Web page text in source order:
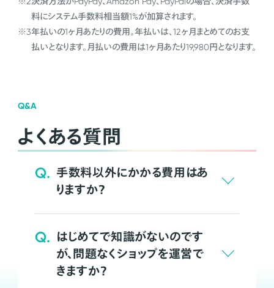
料にシステム手数料相当額1%が加算されます。
※3年払いの1ヶ月あたりの費用。年払いは、12ヶ月まとめてのお支
払いとなります。月払いの費用は1ヶ月あたり19,980円となります。
Q&A
よくある質問
Q. 手数料以外にかかる費用はあ
りますか？
Q. はじめてで知識がないのです
が、問題なくショップを運営で
きますか？